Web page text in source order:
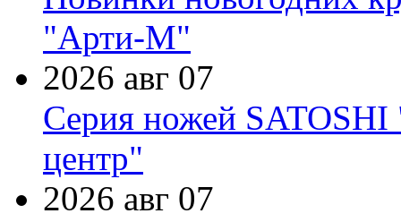
"Арти-М"
2026 авг 07
Серия ножей
центр"
2026 авг 07